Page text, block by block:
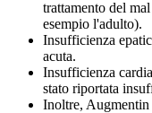
trattamento del
esempio l'adulto).
Insufficienza
acuta.
Insufficienza
stato riportata
Inoltre, Augmentin